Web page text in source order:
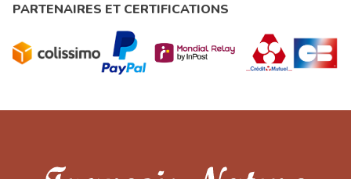
PARTENAIRES ET CERTIFICATIONS